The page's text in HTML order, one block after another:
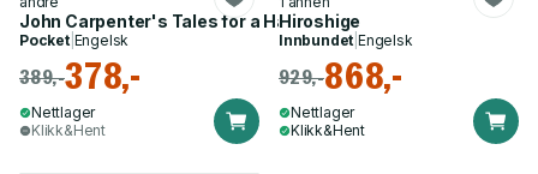
John Carpenter's Tales for a Halloween Night
Pocket| Engelsk
389,-378,-
Nettlager
Klikk&Hent
Hiroshige
Innbundet |Engelsk
929,-868,-
Nettlager
Klikk&Hent